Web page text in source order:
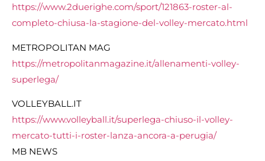
https://www.2duerighe.com/sport/121863-roster-al-
completo-chiusa-la-stagione-del-volley-mercato.html
METROPOLITAN MAG
https://metropolitanmagazine.it/allenamenti-volley-
superlega/
VOLLEYBALL.IT
https://www.volleyball.it/superlega-chiuso-il-volley-
mercato-tutti-i-roster-lanza-ancora-a-perugia/
MB NEWS